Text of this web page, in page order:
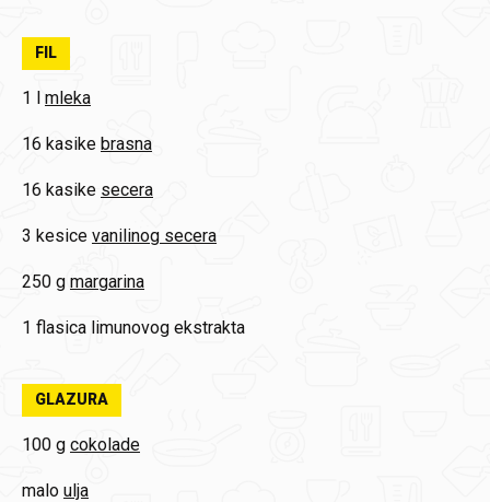
FIL
1 l mleka
16 kasike brasna
16 kasike secera
3 kesice vanilinog secera
250 g margarina
1 flasica limunovog ekstrakta
GLAZURA
100 g cokolade
malo ulja